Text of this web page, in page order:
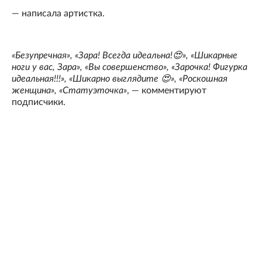
— написала артистка.
«Безупречная», «Зара! Всегда идеальна!😍», «Шикарные
ноги у вас, Зара», «Вы совершенство», «Зарочка! Фигурка
идеальная!!!», «Шикарно выглядите 😍», «Роскошная
женщина», «Статуэточка», — комментируют
подписчики.